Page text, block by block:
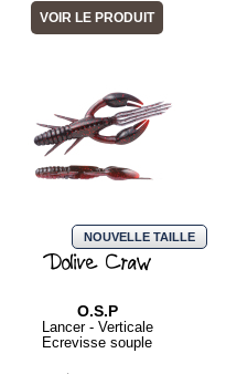
VOIR LE PRODUIT
NOUVELLE TAILLE
Dolive Craw
O.S.P
Lancer - Verticale
Ecrevisse souple